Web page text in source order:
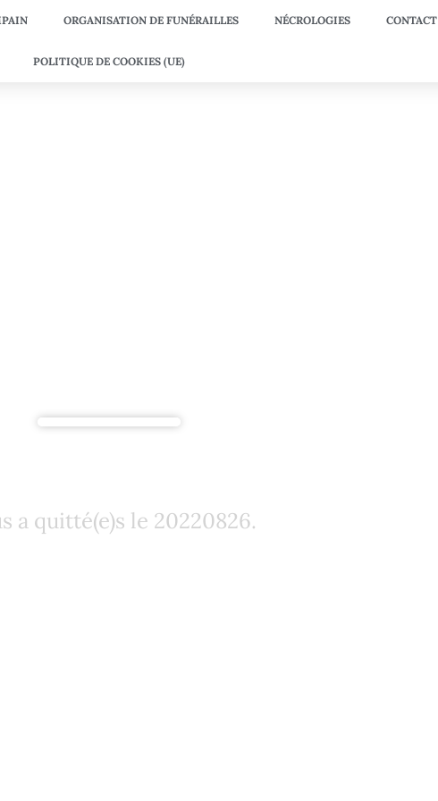
ORGANISATION DE FUNÉRAILLES NÉCROLOGIES CONTACT
POLITIQUE DE COOKIES (UE)
a quitté(e)s le 20220826.